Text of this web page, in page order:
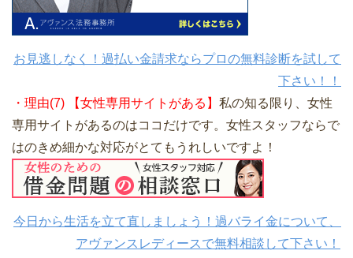
お見逃しなく！過払い金請求ならプロの無料診断を試して
下さい！！
・理由(7) 【女性専用サイトがある】 私の知る限り、女性
専用サイトがあるのはココだけです。女性スタッフならで
はのきめ細かな対応がとてもうれしいですよ！
今日から生活を立て直しましょう！過バライ金について、
アヴァンスレディースで無料相談して下さい！